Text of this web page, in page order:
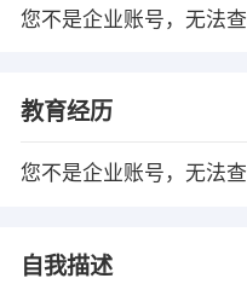
您不是企业账号，无法
教育经历
您不是企业账号，无法
自我描述